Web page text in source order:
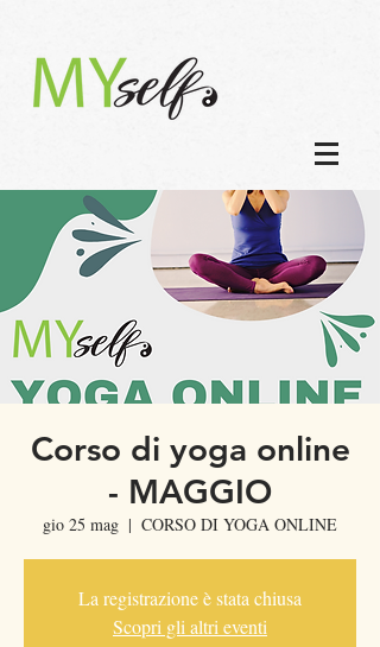
Corso di yoga online
- MAGGIO
gio 25 mag
  |
CORSO DI YOGA ONLINE
La registrazione è stata chiusa
Scopri gli altri eventi